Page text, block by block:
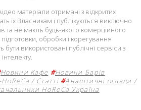
матеріали отримані з відкритих
їх Власникам і публікуються виключно
та не мають будь-якого комерційного
обробки і корегування
використовані публічні сервіси з
Новини Кафе #Новини Барів
/ Статті #Аналітичні огляди /
HoReCa Україна